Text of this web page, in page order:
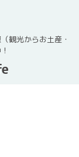
観光からお土産・